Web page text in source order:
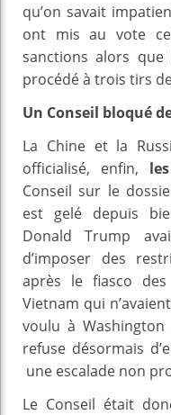
qu’on savait
ont mis au vote
sanctions alors que
procédé à trois tirs
Un Conseil bloqué
La Chine et la
officialisé, enfin,
Conseil sur le
est gelé depuis
Donald Trump
d’imposer des
après le fiasco
Vietnam qui
voulu à
refuse désormais
une escalade non
Le Conseil était